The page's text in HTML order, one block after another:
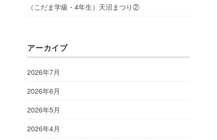
（こだま学級・4年生）天沼まつり②
アーカイブ
2026年7月
2026年6月
2026年5月
2026年4月